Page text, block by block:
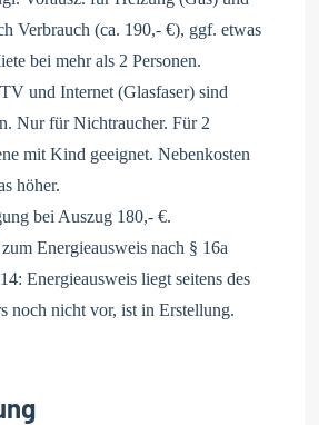
Verbrauch (ca. 190,- €), ggf. etwas
bei mehr als 2 Personen.
und Internet (Glasfaser) sind
Nur für Nichtraucher. Für 2
mit Kind geeignet. Nebenkosten
höher.
bei Auszug 180,- €.
Energieausweis nach § 16a
Energieausweis liegt seitens des
noch nicht vor, ist in Erstellung.